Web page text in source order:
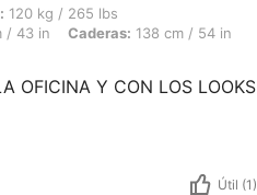
Forma del cuerpo: Triángulo,
120 kg / 265 lbs
/ 43 in Caderas: 138 cm / 54 in
OFICINA Y CON LOS
Útil (1)